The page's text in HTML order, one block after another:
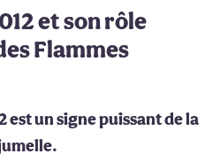
et son rôle
Flammes
est un signe puissant de la